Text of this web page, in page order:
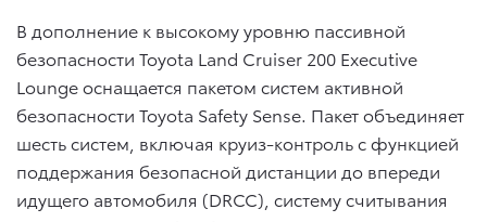
В дополнение к высокому уровню пассивной
безопасности Toyota Land Cruiser 200 Executive
Lounge оснащается пакетом систем активной
безопасности Toyota Safety Sense. Пакет объединяет
шесть систем, включая круиз-контроль с функцией
поддержания безопасной дистанции до впереди
идущего автомобиля (DRCC), систему считывания